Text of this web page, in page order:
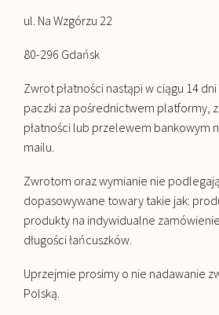
ul. Na Wzgórzu 22
80-296 Gdańsk
Zwrot płatności nastąpi w ciągu 14
paczki za pośrednictwem platformy,
płatności lub przelewem bankowym
mailu.
Zwrotom oraz wymianie nie
dopasowywane towary takie jak:
produkty na indywidualne
długości łańcuszków.
Uprzejmie prosimy o nie nadawanie
Polską.